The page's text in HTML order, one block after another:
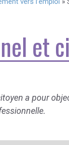
et
a pour